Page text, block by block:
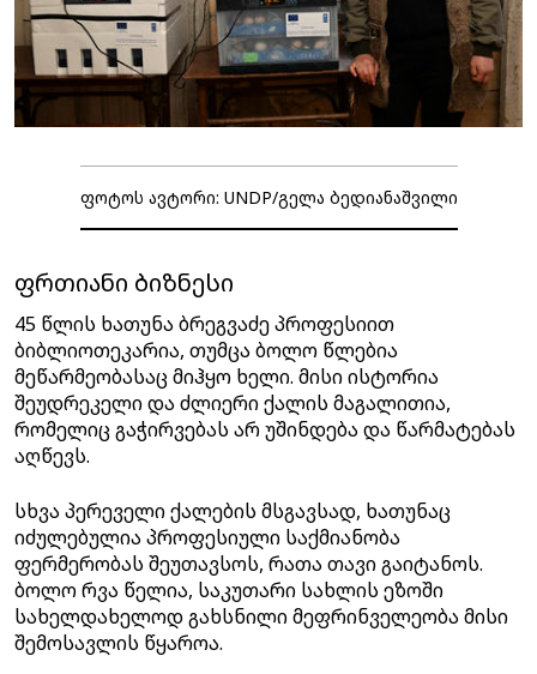
ფოტოს ავტორი: UNDP/გელა ბედიანაშვილი
ფრთიანი ბიზნესი
45 წლის ხათუნა ბრეგვაძე პროფესიით
ბიბლიოთეკარია, თუმცა ბოლო წლებია
მეწარმეობასაც მიჰყო ხელი. მისი ისტორია
შეუდრეკელი და ძლიერი ქალის მაგალითია,
რომელიც გაჭირვებას არ უშინდება და წარმატებას
აღწევს.
სხვა პერეველი ქალების მსგავსად, ხათუნაც
იძულებულია პროფესიული საქმიანობა
ფერმერობას შეუთავსოს, რათა თავი გაიტანოს.
ბოლო რვა წელია, საკუთარი სახლის ეზოში
სახელდახელოდ გახსნილი მეფრინველეობა მისი
შემოსავლის წყაროა.